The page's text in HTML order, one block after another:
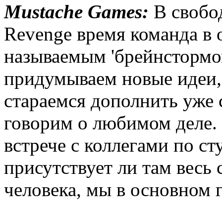
Mustache Games: В
Revenge время команда в
называемым
придумываем новые
стараемся дополнить
говорим о любимом
встрече с коллегами по
присутствует ли там
человека, мы в